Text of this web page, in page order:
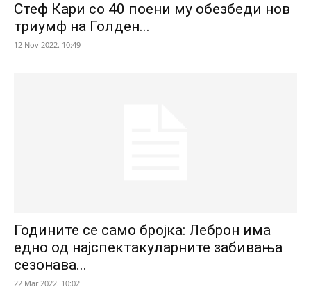
Стеф Кари со 40 поени му обезбеди нов
триумф на Голден...
12 Nov 2022. 10:49
Годините се само бројка: Леброн има
едно од најспектакуларните забивања
сезонава...
22 Mar 2022. 10:02